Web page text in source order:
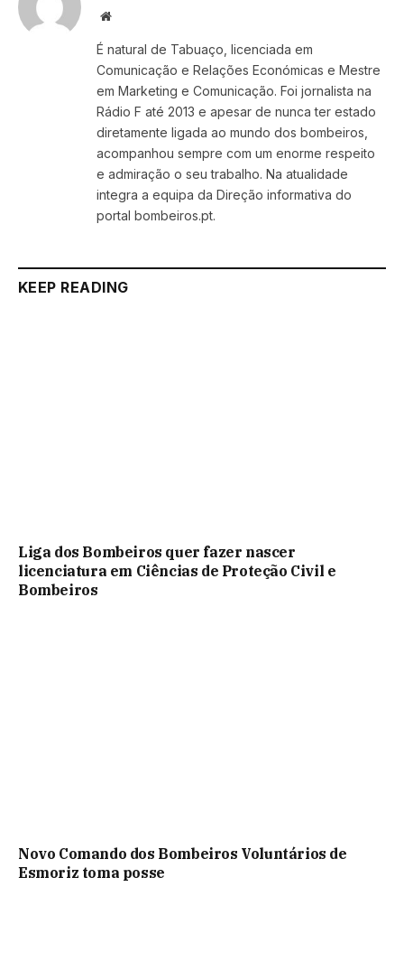
Website
É natural de Tabuaço, licenciada em
Comunicação e Relações Económicas e Mestre
em Marketing e Comunicação. Foi jornalista na
Rádio F até 2013 e apesar de nunca ter estado
diretamente ligada ao mundo dos bombeiros,
acompanhou sempre com um enorme respeito
e admiração o seu trabalho. Na atualidade
integra a equipa da Direção informativa do
portal bombeiros.pt.
KEEP READING
Liga dos Bombeiros quer fazer nascer
licenciatura em Ciências de Proteção Civil e
Bombeiros
Novo Comando dos Bombeiros Voluntários de
Esmoriz toma posse